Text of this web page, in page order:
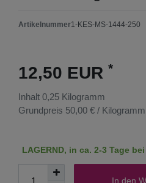
Artikelnummer1-KES-MS-1444-250
12,50 EUR *
Inhalt 0,25 Kilogramm
Grundpreis 50,00 € / Kilogramm
LAGERND, in ca. 2-3 Tage
In den